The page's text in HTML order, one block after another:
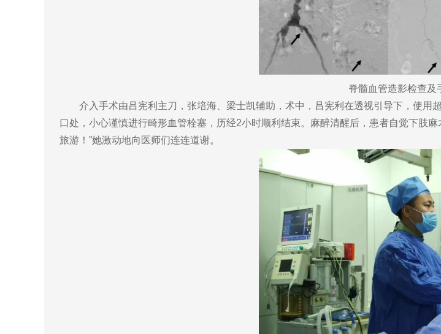
脊髓血管造影检查及
介入手术由吕宪利主刀，张培海、梁士凯辅助，术中，吕宪利在透视引导下，使用
口处，小心谨慎进行畸形血管栓塞，历经2小时顺利结束。麻醉清醒后，患者自觉下肢
旅游！”她激动地向医师们连连道谢。